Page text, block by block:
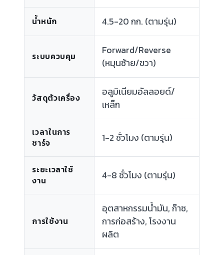
น้ำหนัก 4.5-20 กก. (ตามรุ่น)
ระบบควบคุม
Forward/Reverse
(หมุนซ้าย/ขวา)
วัสดุตัวเครื่อง
อลูมิเนียมอัลลอยด์/
เหล็ก
เวลาในการ
ชาร์จ
1-2 ชั่วโมง (ตามรุ่น)
ระยะเวลาใช้
งาน
4-8 ชั่วโมง (ตามรุ่น)
การใช้งาน
อุตสาหกรรมน้ำมัน, ก๊าซ,
การก่อสร้าง, โรงงาน
ผลิต